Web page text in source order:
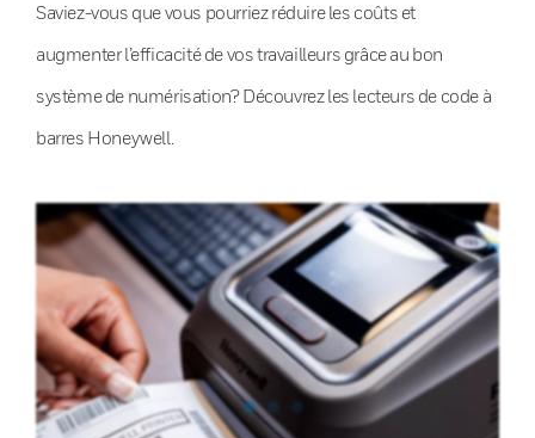
Saviez-vous que vous pourriez réduire les coûts et
augmenter l’efficacité de vos travailleurs grâce au bon
système de numérisation? Découvrez les lecteurs de code à
barres Honeywell.